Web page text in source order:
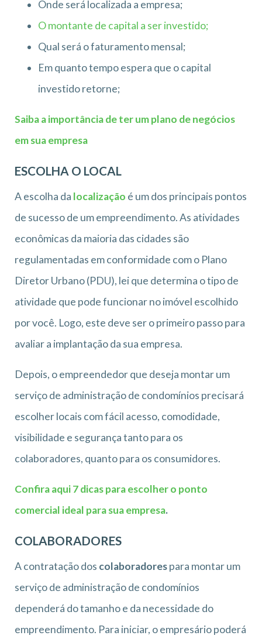
Onde será localizada a empresa;
O montante de capital a ser investido;
Qual será o faturamento mensal;
Em quanto tempo espera que o capital
investido retorne;
Saiba a importância de ter um plano de negócios
em sua empresa
ESCOLHA O LOCAL
A escolha da localização é um dos principais pontos
de sucesso de um empreendimento. As atividades
econômicas da maioria das cidades são
regulamentadas em conformidade com o Plano
Diretor Urbano (PDU), lei que determina o tipo de
atividade que pode funcionar no imóvel escolhido
por você. Logo, este deve ser o primeiro passo para
avaliar a implantação da sua empresa.
Depois, o empreendedor que deseja montar um
serviço de administração de condomínios precisará
escolher locais com fácil acesso, comodidade,
visibilidade e segurança tanto para os
colaboradores, quanto para os consumidores.
Confira aqui 7 dicas para escolher o ponto
comercial ideal para sua empresa.
COLABORADORES
A contratação dos colaboradorespara montar um
serviço de administração de condomínios
dependerá do tamanho e da necessidade do
empreendimento. Para iniciar, o empresário poderá